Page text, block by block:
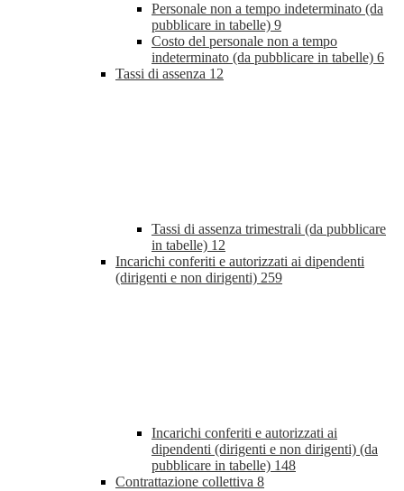
Personale non a tempo indeterminato (da
pubblicare in tabelle) 9
Costo del personale non a tempo
indeterminato (da pubblicare in tabelle) 6
Tassi di assenza 12
Tassi di assenza trimestrali (da pubblicare
in tabelle) 12
Incarichi conferiti e autorizzati ai dipendenti
(dirigenti e non dirigenti) 259
Incarichi conferiti e autorizzati ai
dipendenti (dirigenti e non dirigenti) (da
pubblicare in tabelle) 148
Contrattazione collettiva 8